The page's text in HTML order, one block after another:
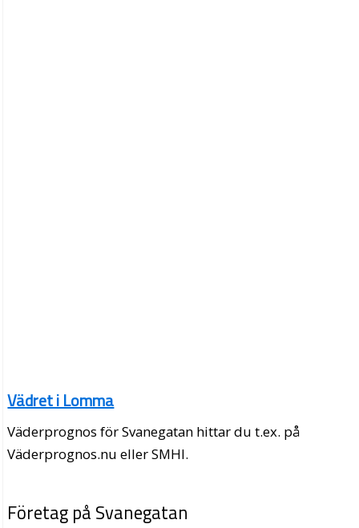
Vädret i Lomma
Väderprognos för Svanegatan hittar du t.ex. på
Väderprognos.nu eller SMHI.
Företag på Svanegatan